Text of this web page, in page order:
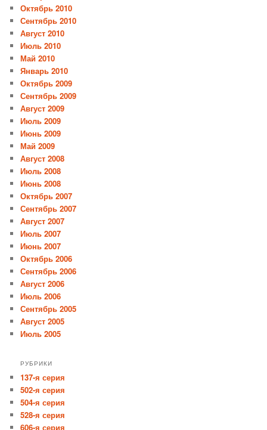
Октябрь 2010
Сентябрь 2010
Август 2010
Июль 2010
Май 2010
Январь 2010
Октябрь 2009
Сентябрь 2009
Август 2009
Июль 2009
Июнь 2009
Май 2009
Август 2008
Июль 2008
Июнь 2008
Октябрь 2007
Сентябрь 2007
Август 2007
Июль 2007
Июнь 2007
Октябрь 2006
Сентябрь 2006
Август 2006
Июль 2006
Сентябрь 2005
Август 2005
Июль 2005
РУБРИКИ
137-я серия
502-я серия
504-я серия
528-я серия
606-я серия